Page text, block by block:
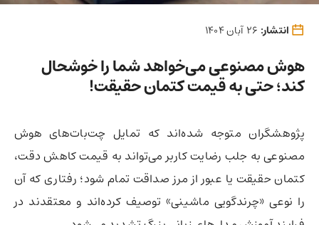
انتشار:
هوش ‌مصنوعی می‌خواهد شما را خوشحال
کند؛ حتی به قیمت کتمان حقیقت!
پژوهشگران متوجه شده‌اند که تمایل چت‌بات‌های هوش
مصنوعی به جلب رضایت کاربر می‌تواند به قیمت کاهش دقت،
کتمان حقیقت یا عبور از مرز صداقت تمام شود؛ رفتاری که آن
را نوعی «چرندگویی ماشینی» توصیف کرده‌اند و معتقدند در